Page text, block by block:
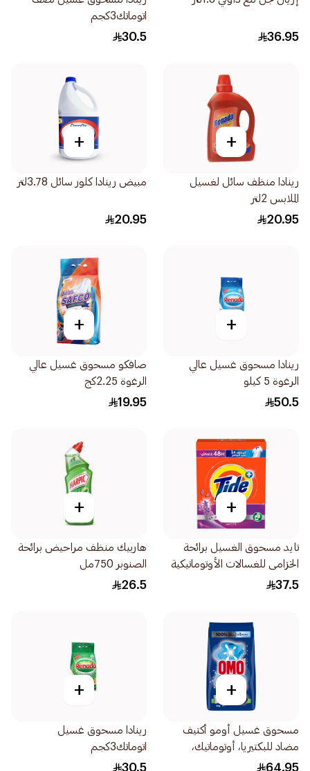
36.95
اتوماتك3كجم
30.5
+
رينادا منظف سائل لغسيل
الملابس 2لتر
20.95
+
مبيض رينادا كلور سائل 3.78لتر
20.95
+
رينادا مسحوق غسيل عالي
الرغوة 5 كيلو
50.5
+
صافكو مسحوق غسيل عالي
الرغوة 2.25كج
19.95
+
تايد مسحوق الغسيل برائحة
الخزامى للغسالات الأوتوماتيكية
2.25 كيلو
37.5
+
هاربيك منظف مراحيض برائحة
الصنوبر 750مل
26.5
+
مسحوق غسيل أومو أكتيف
مضاد للبكتيريا، أوتوماتيك،
للغسالات ذات التحميل العلوي
64.95
+
رينادا مسحوق غسيل
اتوماتك3كجم
30.5